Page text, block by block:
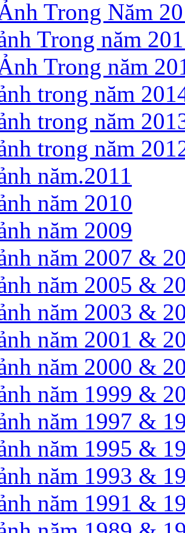
Trong Năm
Trong năm
Trong năm
trong năm
trong năm
trong năm
năm.2011
năm 2010
năm 2009
năm 2007 &
năm 2005 &
năm 2003 &
năm 2001 &
năm 2000 &
năm 1999 &
năm 1997 &
năm 1995 &
năm 1993 &
năm 1991 &